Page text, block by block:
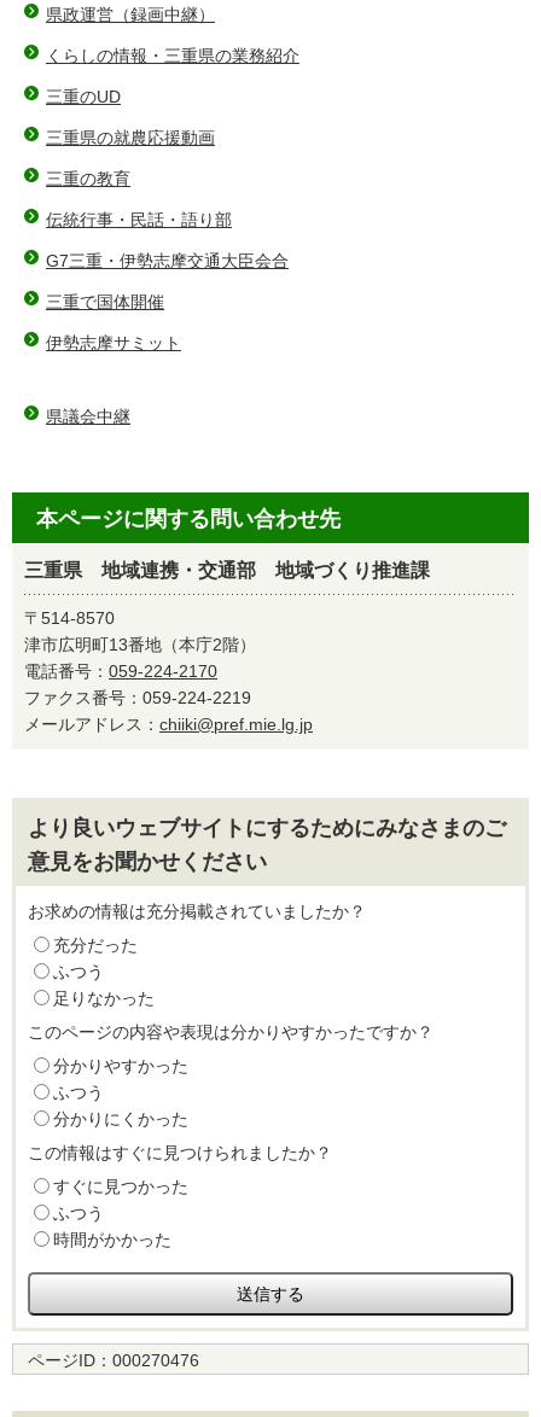
県政運営（録画中継）
くらしの情報・三重県の業務紹介
三重のUD
三重県の就農応援動画
三重の教育
伝統行事・民話・語り部
G7三重・伊勢志摩交通大臣会合
三重で国体開催
伊勢志摩サミット
県議会中継
本ページに関する問い合わせ先
三重県 地域連携・交通部 地域づくり推進課
〒514-8570
津市広明町13番地（本庁2階）
電話番号： 059-224-2170
ファクス番号：059-224-2219
メールアドレス： chiiki@pref.mie.lg.jp
より良いウェブサイトにするためにみなさまのご
意見をお聞かせください
お求めの情報は充分掲載されていましたか？
充分だった
ふつう
足りなかった
このページの内容や表現は分かりやすかったですか？
分かりやすかった
ふつう
分かりにくかった
この情報はすぐに見つけられましたか？
すぐに見つかった
ふつう
時間がかかった
ページID： 000270476